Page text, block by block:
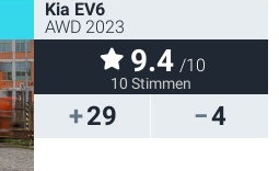
29 4
Kia EV6
AWD 2023
9.4 /10
10 Stimmen